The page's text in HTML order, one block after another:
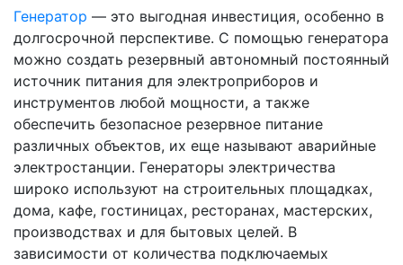
Генератор — это выгодная инвестиция, особенно в
долгосрочной перспективе. С помощью генератора
можно создать резервный автономный постоянный
источник питания для электроприборов и
инструментов любой мощности, а также
обеспечить безопасное резервное питание
различных объектов, их еще называют аварийные
электростанции. Генераторы электричества
широко используют на строительных площадках,
дома, кафе, гостиницах, ресторанах, мастерских,
производствах и для бытовых целей. В
зависимости от количества подключаемых